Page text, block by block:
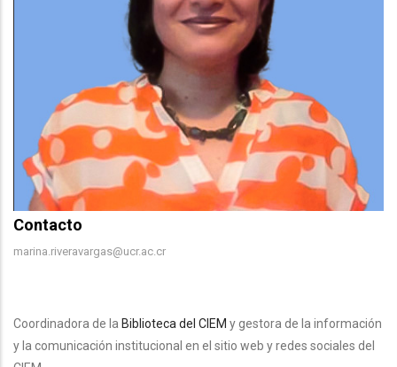
Contacto
Contacto
marina.riveravargas@ucr.ac.cr
Body
Coordinadora de la Biblioteca del CIEM y gestora de la información
y la comunicación institucional en el sitio web y redes sociales del